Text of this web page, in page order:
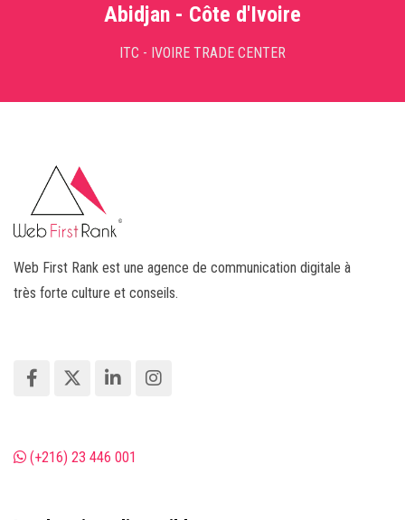
Abidjan - Côte d'Ivoire
ITC - IVOIRE TRADE CENTER
Web First Rank est une agence de communication digitale à
très forte culture et conseils.
(+216) 23 446 001